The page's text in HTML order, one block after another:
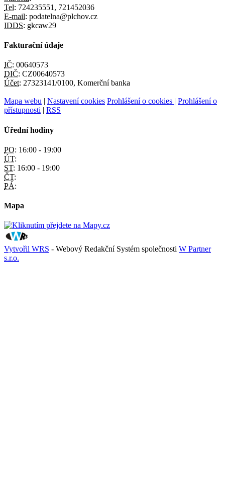
Tel: 724235551, 721452036
E-mail: podatelna@plchov.cz
IDDS: gkcaw29
Fakturační údaje
IČ: 00640573
DIČ: CZ00640573
Účet: 27323141/0100, Komerční banka
Mapa webu | Nastavení cookies Prohlášení o cookies | Prohlášení o
přístupnosti | RSS
Úřední hodiny
PO: 16:00 - 19:00
ÚT:
ST: 16:00 - 19:00
ČT:
PÁ:
Mapa
Vytvořil WRS - Webový Redakční Systém společnosti W Partner
s.r.o.